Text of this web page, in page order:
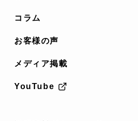
コラム
お客様の声
メディア掲載
YouTube